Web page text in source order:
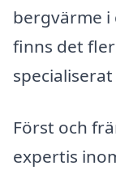
bergvärme
finns det
Först och
expertis